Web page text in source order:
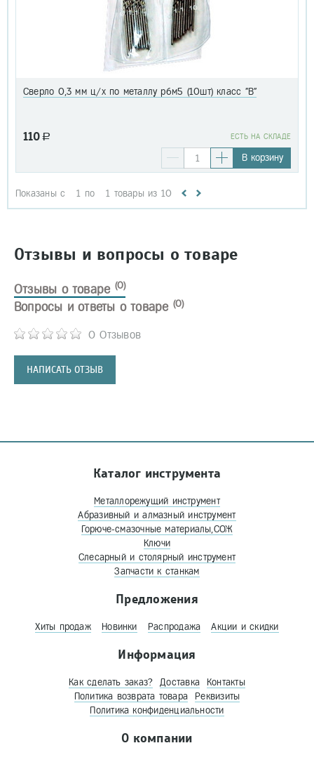
Сверло 0,3 мм ц/х по металлу р6м5 (10шт) класс "В"
110 a EСТЬ НА СКЛАДЕ
В корзину
Показаны с 1 по 1 товары из 10
Отзывы и вопросы о товаре
Отзывы о товаре (0)
0 Отзывов
НАПИСАТЬ ОТЗЫВ
Вопросы и ответы о товаре (0)
Каталог инструмента
Металлорежущий инструмент
Абразивный и алмазный инструмент
Горюче-смазочные материалы,СОЖ
Ключи
Слесарный и столярный инструмент
Запчасти к станкам
Предложения
Хиты продаж Новинки Распродажа Акции и скидки
Информация
Как сделать заказ? Доставка
Контакты
Политика возврата товара
Реквизиты
Политика конфиденциальности
О компании